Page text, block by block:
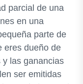
parcial de una
en una
parte de
eres dueño de
y las ganancias
ser emitidas